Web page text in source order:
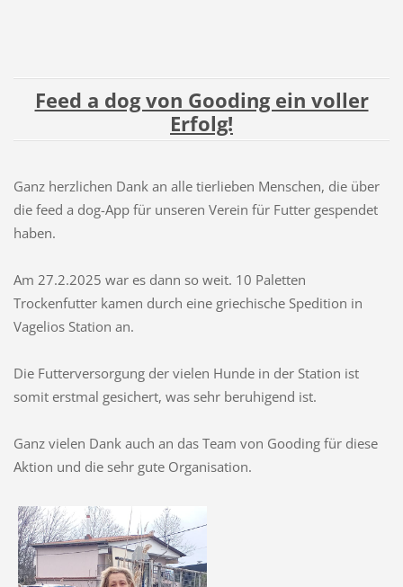
Feed a dog von Gooding ein voller
Erfolg!
Ganz herzlichen Dank an alle tierlieben Menschen, die über
die feed a dog-App für unseren Verein für Futter gespendet
haben.
Am 27.2.2025 war es dann so weit. 10 Paletten
Trockenfutter kamen durch eine griechische Spedition in
Vagelios Station an.
Die Futterversorgung der vielen Hunde in der Station ist
somit erstmal gesichert, was sehr beruhigend ist.
Ganz vielen Dank auch an das Team von Gooding für diese
Aktion und die sehr gute Organisation.